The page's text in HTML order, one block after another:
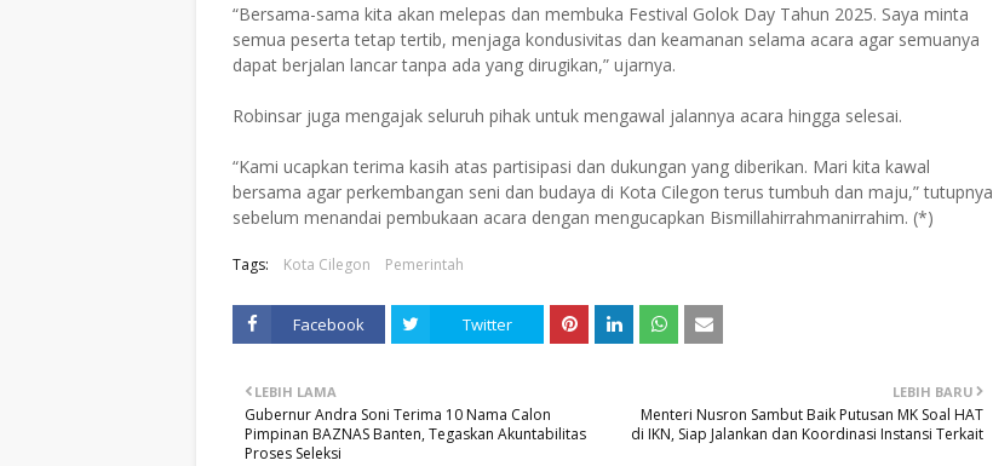
“Bersama-sama kita akan melepas dan membuka Festival Golok Day Tahun 2025. Saya minta
semua peserta tetap tertib, menjaga kondusivitas dan keamanan selama acara agar semuanya
dapat berjalan lancar tanpa ada yang dirugikan,” ujarnya.
Robinsar juga mengajak seluruh pihak untuk mengawal jalannya acara hingga selesai.
“Kami ucapkan terima kasih atas partisipasi dan dukungan yang diberikan. Mari kita kawal
bersama agar perkembangan seni dan budaya di Kota Cilegon terus tumbuh dan maju,” tutupnya
sebelum menandai pembukaan acara dengan mengucapkan Bismillahirrahmanirrahim. (*)
Tags: Kota Cilegon Pemerintah
Facebook Twitter
LEBIH BARU
Menteri Nusron Sambut Baik Putusan MK Soal HAT
di IKN, Siap Jalankan dan Koordinasi Instansi Terkait
LEBIH LAMA
Gubernur Andra Soni Terima 10 Nama Calon
Pimpinan BAZNAS Banten, Tegaskan Akuntabilitas
Proses Seleksi